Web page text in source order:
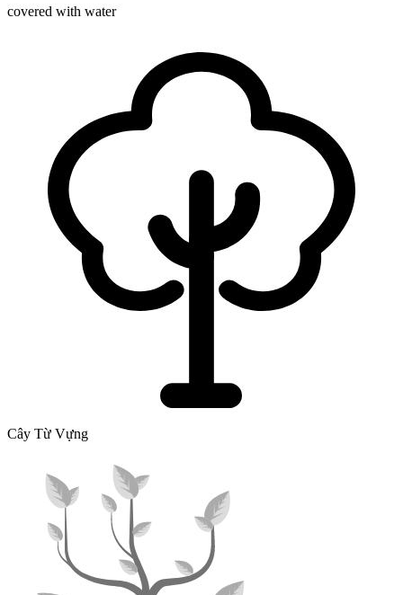
covered with water
Cây Từ Vựng